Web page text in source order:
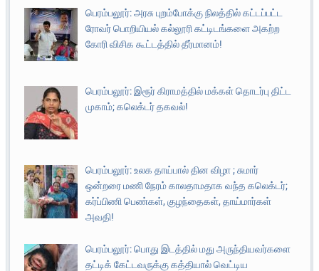
பெரம்பலூர்: அரசு புறம்போக்கு நிலத்தில் கட்டப்பட்ட
ரோவர் பொறியியல் கல்லூரி கட்டிடங்களை அகற்ற
கோரி விசிக கூட்டத்தில் தீர்மானம்!
பெரம்பலூர்: இரூர் கிராமத்தில் மக்கள் தொடர்பு திட்ட
முகாம்; கலெக்டர் தகவல்!
பெரம்பலூர்: உலக தாய்பால் தின விழா ; சுமார்
ஒன்றரை மணி நேரம் காலதாமதாக வந்த கலெக்டர்;
கர்ப்பிணி பெண்கள், குழந்தைகள், தாய்மார்கள்
அவதி!
பெரம்பலூர்: பொது இடத்தில் மது அருந்தியவர்களை
தட்டிக் கேட்டவருக்கு கத்தியால் வெட்டிய